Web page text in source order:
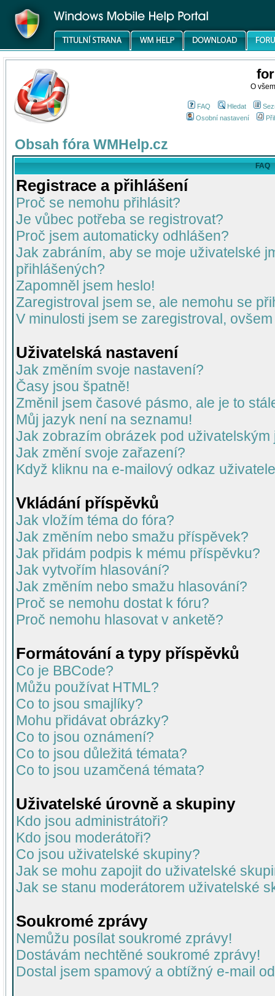
O
FAQ Hledat
Osobní nastavení
Obsah fóra WMHelp.cz
FAQ
Registrace a přihlášení
Proč se nemohu přihlásit?
Je vůbec potřeba se registrovat?
Proč jsem automaticky odhlášen?
Jak zabráním, aby se moje uživatelské
přihlášených?
Zapomněl jsem heslo!
Zaregistroval jsem se, ale nemohu se
V minulosti jsem se zaregistroval,
Uživatelská nastavení
Jak změním svoje nastavení?
Časy jsou špatně!
Změnil jsem časové pásmo, ale je to
Můj jazyk není na seznamu!
Jak zobrazím obrázek pod uživatelským
Jak změní svoje zařazení?
Když kliknu na e-mailový odkaz
Vkládání příspěvků
Jak vložím téma do fóra?
Jak změním nebo smažu příspěvek?
Jak přidám podpis k mému příspěvku?
Jak vytvořím hlasování?
Jak změním nebo smažu hlasování?
Proč se nemohu dostat k fóru?
Proč nemohu hlasovat v anketě?
Formátování a typy příspěvků
Co je BBCode?
Můžu používat HTML?
Co to jsou smajlíky?
Mohu přidávat obrázky?
Co to jsou oznámení?
Co to jsou důležitá témata?
Co to jsou uzamčená témata?
Uživatelské úrovně a skupiny
Kdo jsou administrátoři?
Kdo jsou moderátoři?
Co jsou uživatelské skupiny?
Jak se mohu zapojit do uživatelské
Jak se stanu moderátorem uživatelské
Soukromé zprávy
Nemůžu posílat soukromé zprávy!
Dostávám nechtěné soukromé zprávy!
Dostal jsem spamový a obtížný e-mail